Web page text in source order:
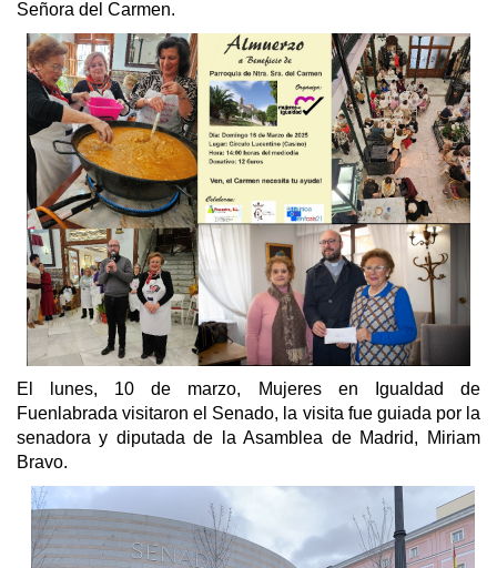
Señora del Carmen.
El lunes, 10 de marzo, Mujeres en Igualdad de
Fuenlabrada visitaron el Senado, la visita fue guiada por la
senadora y diputada de la Asamblea de Madrid, Miriam
Bravo.